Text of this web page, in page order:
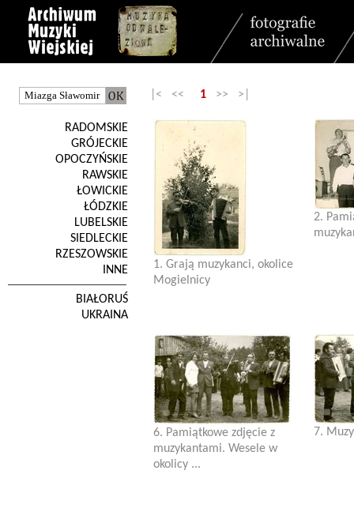
RADOMSKIE
GRÓJECKIE
OPOCZYŃSKIE
RAWSKIE
ŁOWICKIE
ŁÓDZKIE
LUBELSKIE
SIEDLECKIE
RZESZOWSKIE
INNE
BIAŁORUŚ
UKRAINA
|< << 1 >> >|
1. Grają muzykanci, okolice
Mogielnicy
2.
6. Pamiątkowe zdjęcie z
muzykantami. Wesele w
okolicy ...
7.